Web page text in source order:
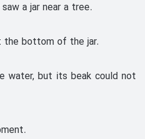
a jar near a tree.
bottom of the jar.
water, but its beak could not